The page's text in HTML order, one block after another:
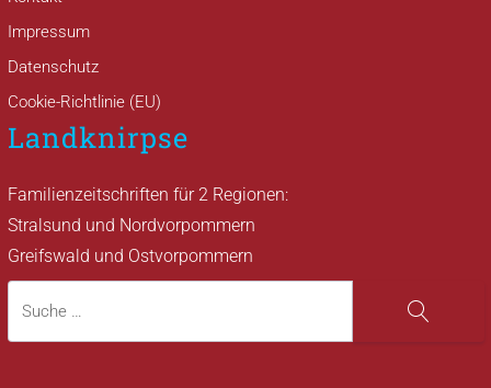
Impressum
Datenschutz
Cookie-Richtlinie (EU)
Landknirpse
Familienzeitschriften für 2 Regionen:
Stralsund und Nordvorpommern
Greifswald und Ostvorpommern
Suche
Suche